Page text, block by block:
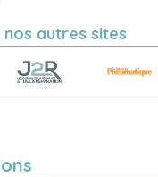
autres sites